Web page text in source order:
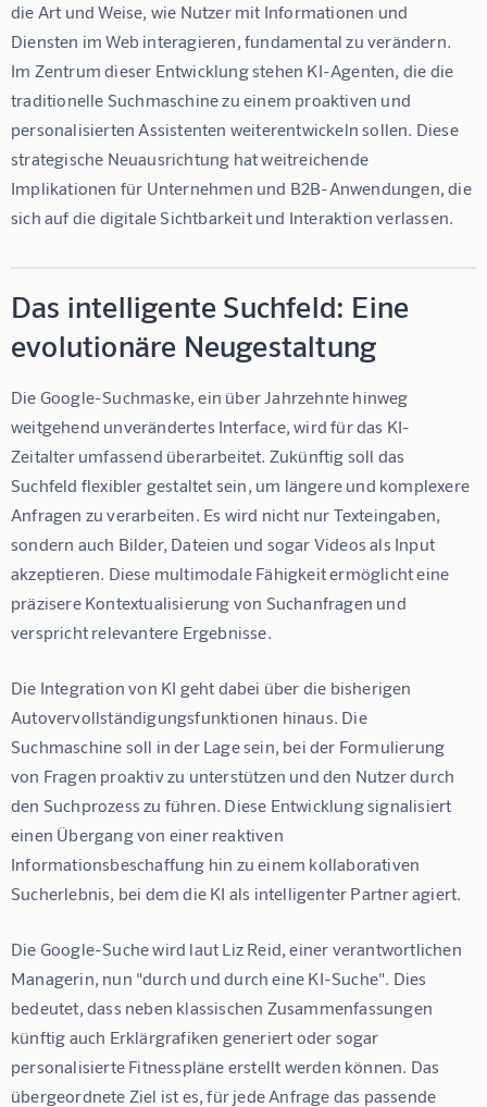
die Art und Weise, wie Nutzer mit Informationen und
Diensten im Web interagieren, fundamental zu verändern.
Im Zentrum dieser Entwicklung stehen KI-Agenten, die die
traditionelle Suchmaschine zu einem proaktiven und
personalisierten Assistenten weiterentwickeln sollen. Diese
strategische Neuausrichtung hat weitreichende
Implikationen für Unternehmen und B2B-Anwendungen, die
sich auf die digitale Sichtbarkeit und Interaktion verlassen.
Das intelligente Suchfeld: Eine
evolutionäre Neugestaltung
Die Google-Suchmaske, ein über Jahrzehnte hinweg
weitgehend unverändertes Interface, wird für das KI-
Zeitalter umfassend überarbeitet. Zukünftig soll das
Suchfeld flexibler gestaltet sein, um längere und komplexere
Anfragen zu verarbeiten. Es wird nicht nur Texteingaben,
sondern auch Bilder, Dateien und sogar Videos als Input
akzeptieren. Diese multimodale Fähigkeit ermöglicht eine
präzisere Kontextualisierung von Suchanfragen und
verspricht relevantere Ergebnisse.
Die Integration von KI geht dabei über die bisherigen
Autovervollständigungsfunktionen hinaus. Die
Suchmaschine soll in der Lage sein, bei der Formulierung
von Fragen proaktiv zu unterstützen und den Nutzer durch
den Suchprozess zu führen. Diese Entwicklung signalisiert
einen Übergang von einer reaktiven
Informationsbeschaffung hin zu einem kollaborativen
Sucherlebnis, bei dem die KI als intelligenter Partner agiert.
Die Google-Suche wird laut Liz Reid, einer verantwortlichen
Managerin, nun "durch und durch eine KI-Suche". Dies
bedeutet, dass neben klassischen Zusammenfassungen
künftig auch Erklärgrafiken generiert oder sogar
personalisierte Fitnesspläne erstellt werden können. Das
übergeordnete Ziel ist es, für jede Anfrage das passende